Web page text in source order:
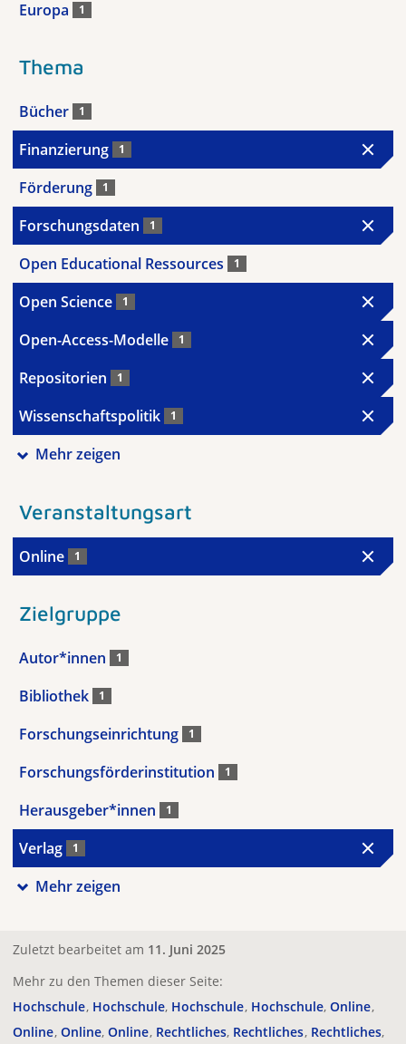
Europa 1
Thema
Bücher 1
Finanzierung 1
Förderung 1
Forschungsdaten 1
Open Educational Ressources 1
Open Science 1
Open-Access-Modelle 1
Repositorien 1
Wissenschaftspolitik 1
Mehr zeigen
Veranstaltungsart
Online 1
Zielgruppe
Autor*innen 1
Bibliothek 1
Forschungseinrichtung 1
Forschungsförderinstitution 1
Herausgeber*innen 1
Verlag 1
Mehr zeigen
Zuletzt bearbeitet am 11. Juni 2025
Mehr zu den Themen dieser Seite:
Hochschule Hochschule Hochschule Hochschule Online
Online Online Online Rechtliches Rechtliches Rechtliches